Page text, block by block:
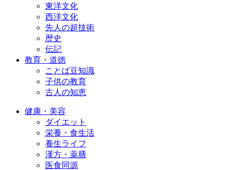
東洋文化
西洋文化
先人の超技術
歴史
伝記
教育・道徳
ことば豆知識
子供の教育
古人の知恵
健康・美容
ダイエット
栄養・食生活
養生ライフ
漢方・薬膳
医食同源